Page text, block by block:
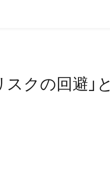
クの回避」と